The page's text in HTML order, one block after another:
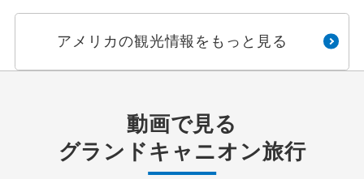
アメリカの観光情報をもっと見る
動画で見る
グランドキャニオン旅行